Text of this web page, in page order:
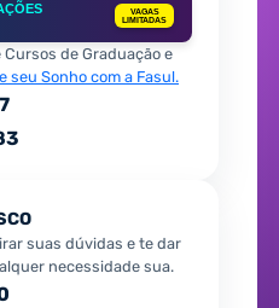
VAGAS
LIMITADAS
de Graduação e
seu Sonho com a Fasul.
suas dúvidas e te dar
necessidade sua.